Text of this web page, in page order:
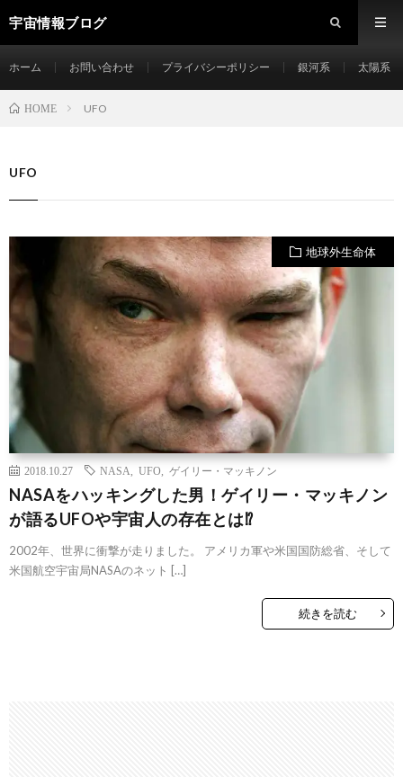
宇宙情報ブログ
ホーム お問い合わせ プライバシーポリシー 銀河系 太陽系
HOME UFO
UFO
地球外生命体
2018.10.27 NASA UFO ゲイリー・マッキノン
NASAをハッキングした男！ゲイリー・マッキノン
が語るUFOや宇宙人の存在とは⁉
2002年、世界に衝撃が走りました。 アメリカ軍や米国国防総省、そして
米国航空宇宙局NASAのネット […]
続きを読む